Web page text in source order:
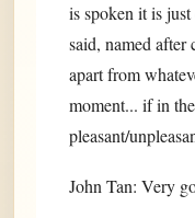
is spoken it is
said, named after
apart from
moment... if in
pleasant/
John Tan: Very